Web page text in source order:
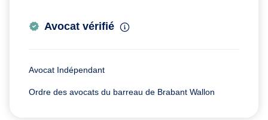
Avocat vérifié
Avocat Indépendant
Ordre des avocats du barreau de Brabant Wallon